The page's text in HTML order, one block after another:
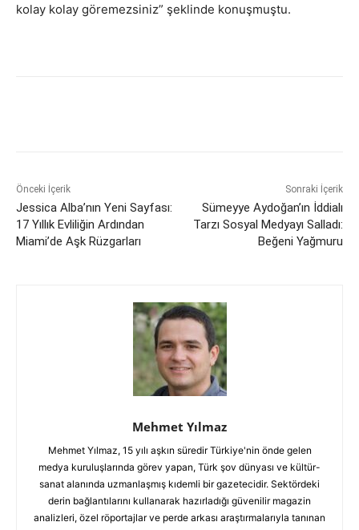
kolay kolay göremezsiniz” şeklinde konuşmuştu.
Önceki İçerik
Jessica Alba’nın Yeni Sayfası:
17 Yıllık Evliliğin Ardından
Miami’de Aşk Rüzgarları
Sonraki İçerik
Sümeyye Aydoğan’ın İddialı
Tarzı Sosyal Medyayı Salladı:
Beğeni Yağmuru
Mehmet Yılmaz
Mehmet Yılmaz, 15 yılı aşkın süredir Türkiye'nin önde gelen
medya kuruluşlarında görev yapan, Türk şov dünyası ve kültür-
sanat alanında uzmanlaşmış kıdemli bir gazetecidir. Sektördeki
derin bağlantılarını kullanarak hazırladığı güvenilir magazin
analizleri, özel röportajlar ve perde arkası araştırmalarıyla tanınan